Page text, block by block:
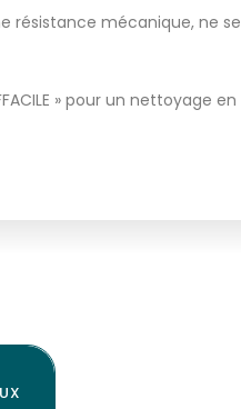
résistance mécanique, ne se
» pour un nettoyage en